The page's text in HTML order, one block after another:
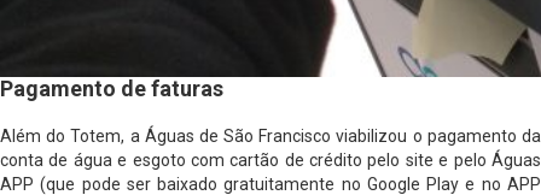
Pagamento de faturas
Além do Totem, a Águas de São Francisco viabilizou o pagamento da
conta de água e esgoto com cartão de crédito pelo site e pelo Águas
APP (que pode ser baixado gratuitamente no Google Play e no APP